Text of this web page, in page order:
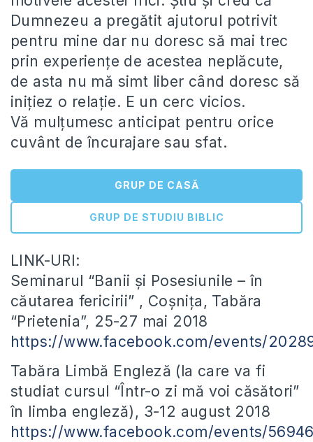
Dumnezeu a pregătit ajutorul potrivit
pentru mine dar nu doresc să mai trec
prin experiențe de acestea neplăcute,
de asta nu mă simt liber când doresc să
inițiez o relație. E un cerc vicios.
Vă mulțumesc anticipat pentru orice
cuvânt de încurajare sau sfat.
GRUP DE CASĂ
GRUP DE STUDIU BIBLIC
LINK-URI:
Seminarul “Banii și Posesiunile – în
căutarea fericirii” , Coșnița, Tabăra
“Prietenia”, 25-27 mai 2018
https://www.facebook.com/events/
Tabăra Limbă Engleză (la care va fi
studiat cursul “Într-o zi mă voi căsători”
în limba engleză), 3-12 august 2018
https://www.facebook.com/events/